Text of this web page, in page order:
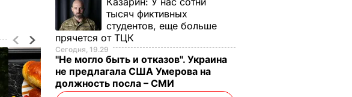
тысяч фиктивных
студентов, еще больше
прячется от ТЦК
Сегодня, 19.29
"Не могло быть и отказов". Украина
не предлагала США Умерова на
должность посла – СМИ